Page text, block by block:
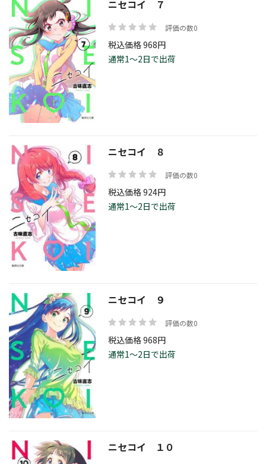
ニセコイ ７
評価の数0
税込価格 968円
通常1～2日で出荷
ニセコイ ８
評価の数0
税込価格 924円
通常1～2日で出荷
ニセコイ ９
評価の数0
税込価格 968円
通常1～2日で出荷
ニセコイ １０